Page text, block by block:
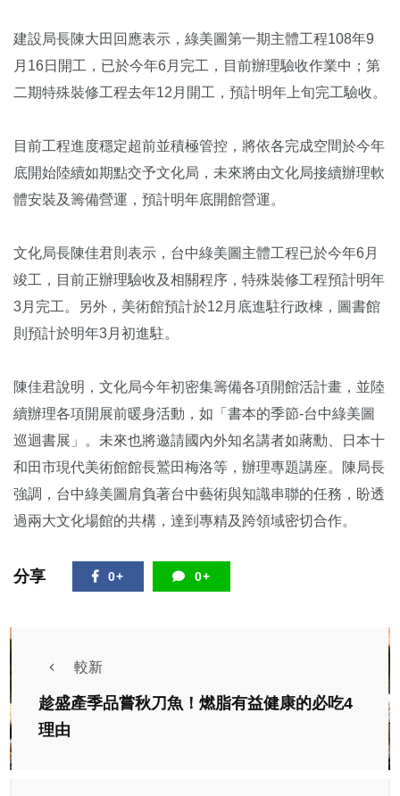
建設局長陳大田回應表示，綠美圖第一期主體工程108年9
月16日開工，已於今年6月完工，目前辦理驗收作業中；第
二期特殊裝修工程去年12月開工，預計明年上旬完工驗收。
目前工程進度穩定超前並積極管控，將依各完成空間於今年
底開始陸續如期點交予文化局，未來將由文化局接續辦理軟
體安裝及籌備營運，預計明年底開館營運。
文化局長陳佳君則表示，台中綠美圖主體工程已於今年6月
竣工，目前正辦理驗收及相關程序，特殊裝修工程預計明年
3月完工。另外，美術館預計於12月底進駐行政棟，圖書館
則預計於明年3月初進駐。
陳佳君說明，文化局今年初密集籌備各項開館活計畫，並陸
續辦理各項開展前暖身活動，如「書本的季節-台中綠美圖
巡迴書展」。未來也將邀請國內外知名講者如蔣勳、日本十
和田市現代美術館館長鷲田梅洛等，辦理專題講座。陳局長
強調，台中綠美圖肩負著台中藝術與知識串聯的任務，盼透
過兩大文化場館的共構，達到專精及跨領域密切合作。
分享 0+ 0+
較新
趁盛產季品嘗秋刀魚！燃脂有益健康的必吃4
理由